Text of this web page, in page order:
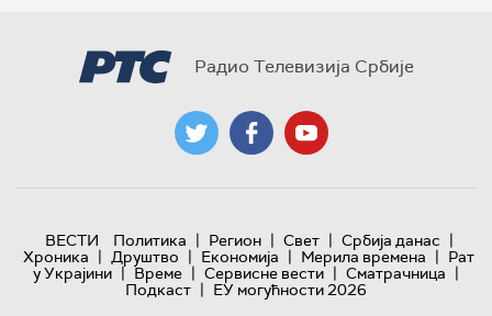
Радио Телевизија Србије
ВЕСТИ Политика | Регион | Свет | Србија данас |
Хроника | Друштво | Економија | Мерила времена | Рат
у Украјини | Време | Сервисне вести | Сматрачница |
Подкаст | ЕУ могућности 2026